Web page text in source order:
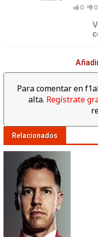
0 0
Para comentar en
alta. Regístrate
Relacionados